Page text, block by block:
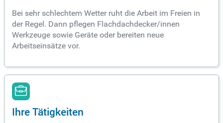
Bei sehr schlechtem Wetter ruht die Arbeit im Freien in
der Regel. Dann pflegen Flachdachdecker/innen
Werkzeuge sowie Geräte oder bereiten neue
Arbeitseinsätze vor.
Ihre Tätigkeiten